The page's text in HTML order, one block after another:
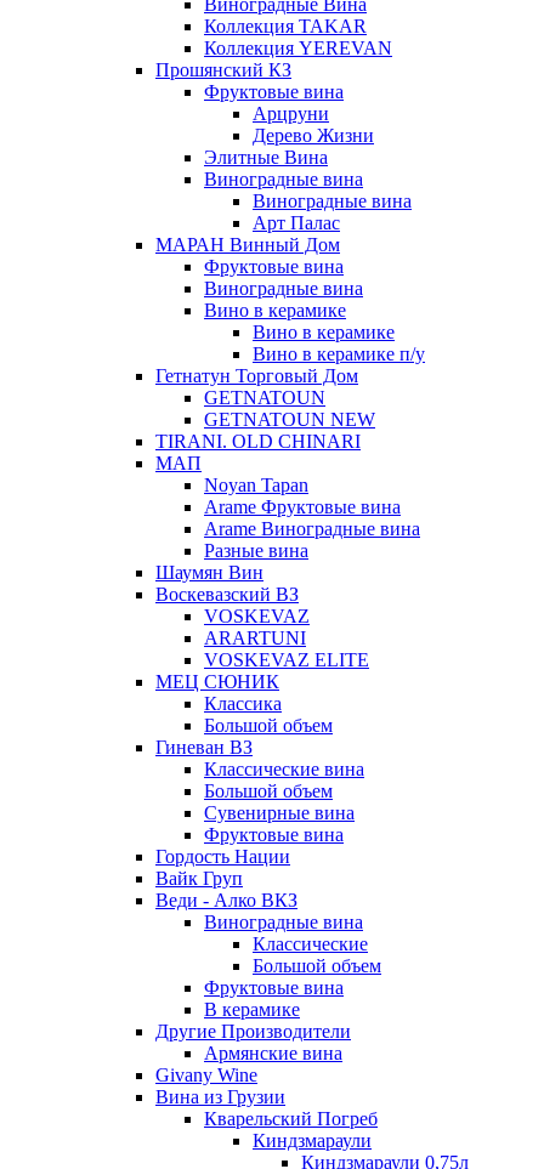
Виноградные Вина
Коллекция TAKAR
Коллекция YEREVAN
Прошянский КЗ
Фруктовые вина
Арцруни
Дерево Жизни
Элитные Вина
Виноградные вина
Виноградные вина
Арт Палас
МАРАН Винный Дом
Фруктовые вина
Виноградные вина
Вино в керамике
Вино в керамике
Вино в керамике п/у
Гетнатун Торговый Дом
GETNATOUN
GETNATOUN NEW
TIRANI. OLD CHINARI
МАП
Noyan Tapan
Arame Фруктовые вина
Arame Виноградные вина
Разные вина
Шаумян Вин
Воскевазский ВЗ
VOSKEVAZ
ARARTUNI
VOSKEVAZ ELITE
МЕЦ СЮНИК
Классика
Большой объем
Гиневан ВЗ
Классические вина
Большой объем
Сувенирные вина
Фруктовые вина
Гордость Нации
Вайк Груп
Веди - Алко ВКЗ
Виноградные вина
Классические
Большой объем
Фруктовые вина
В керамике
Другие Производители
Армянские вина
Givany Wine
Вина из Грузии
Кварельский Погреб
Киндзмараули
Киндзмараули 0,75л